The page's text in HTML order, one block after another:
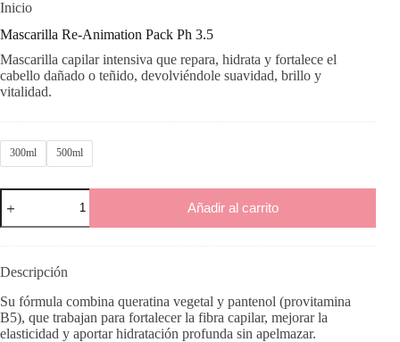
Inicio
Mascarilla Re-Animation Pack Ph 3.5
Mascarilla capilar intensiva que repara, hidrata y fortalece el
cabello dañado o teñido, devolviéndole suavidad, brillo y
vitalidad.
300ml 500ml
Mascarilla
Re-
Animation
3.5
Añadir al carrito
Descripción
Su fórmula combina queratina vegetal y pantenol (provitamina
B5), que trabajan para fortalecer la fibra capilar, mejorar la
elasticidad y aportar hidratación profunda sin apelmazar.